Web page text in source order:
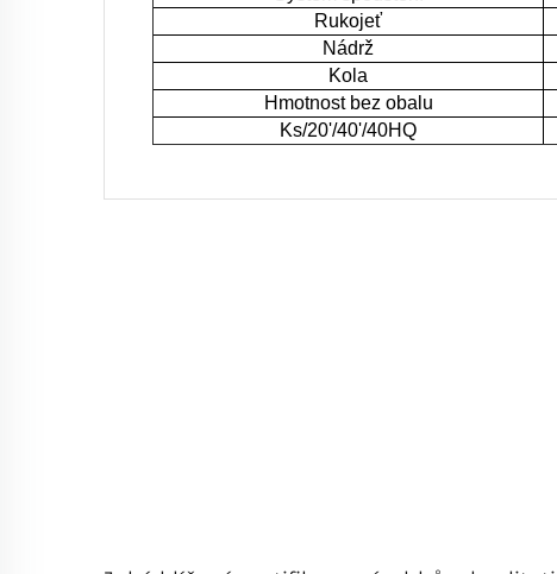
Rukojeť
Nádrž
Kola
Hmotnost bez obalu
Ks/20'/40'/40HQ